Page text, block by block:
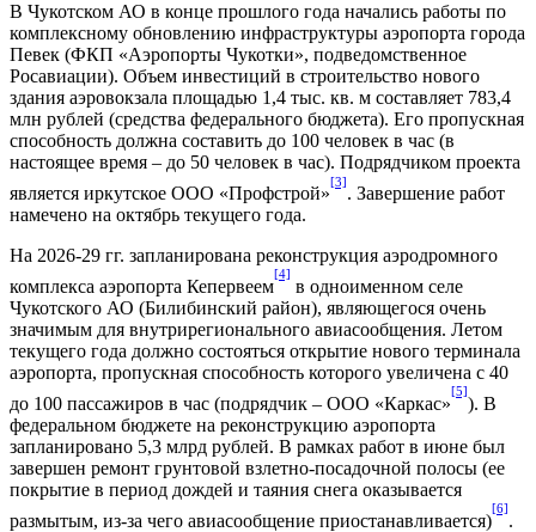
В Чукотском АО в конце прошлого года начались работы по
комплексному обновлению инфраструктуры аэропорта города
Певек (ФКП «Аэропорты Чукотки», подведомственное
Росавиации). Объем инвестиций в строительство нового
здания аэровокзала площадью 1,4 тыс. кв. м составляет 783,4
млн рублей (средства федерального бюджета). Его пропускная
способность должна составить до 100 человек в час (в
настоящее время – до 50 человек в час). Подрядчиком проекта
является иркутское ООО «Профстрой»
[3]
. Завершение работ
намечено на октябрь текущего года.
На 2026-29 гг. запланирована реконструкция аэродромного
комплекса аэропорта Кепервеем
[4]
в одноименном селе
Чукотского АО (Билибинский район), являющегося очень
значимым для внутрирегионального авиасообщения. Летом
текущего года должно состояться открытие нового терминала
аэропорта, пропускная способность которого увеличена с 40
до 100 пассажиров в час (подрядчик – ООО «Каркас»
[5]
). В
федеральном бюджете на реконструкцию аэропорта
запланировано 5,3 млрд рублей. В рамках работ в июне был
завершен ремонт грунтовой взлетно-посадочной полосы (ее
покрытие в период дождей и таяния снега оказывается
размытым, из-за чего авиасообщение приостанавливается)
[6]